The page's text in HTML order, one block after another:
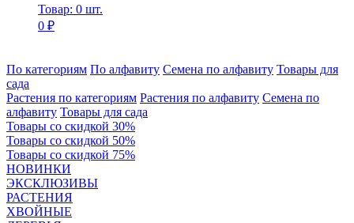
Товар: 0 шт.
0 ₽
По категориям По алфавиту Семена по алфавиту Товары для
сада
Растения по категориям Растения по алфавиту Семена по
алфавиту Товары для сада
Товары со скидкой 30%
Товары со скидкой 50%
Товары со скидкой 75%
НОВИНКИ
ЭКСКЛЮЗИВЫ
РАСТЕНИЯ
ХВОЙНЫЕ